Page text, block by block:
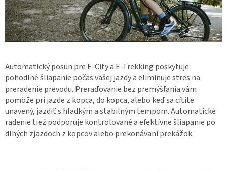
Automatický posun pre E-City a E-Trekking poskytuje
pohodlné šliapanie počas vašej jazdy a eliminuje stres na
preradenie prevodu. Preraďovanie bez premýšľania vám
pomôže pri jazde z kopca, do kopca, alebo keď sa cítite
unavený, jazdiť s hladkým a stabilným tempom. Automatické
radenie tiež podporuje kontrolované a efektívne šliapanie po
dlhých zjazdoch z kopcov alebo prekonávaní prekážok.